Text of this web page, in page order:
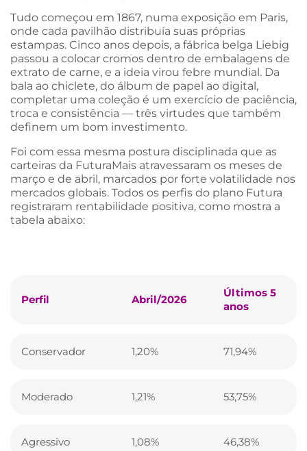
Tudo começou em 1867, numa exposição em Paris,
onde cada pavilhão distribuía suas próprias
estampas. Cinco anos depois, a fábrica belga Liebig
passou a colocar cromos dentro de embalagens de
extrato de carne, e a ideia virou febre mundial. Da
bala ao chiclete, do álbum de papel ao digital,
completar uma coleção é um exercício de paciência,
troca e consistência — três virtudes que também
definem um bom investimento.
Foi com essa mesma postura disciplinada que as
carteiras da FuturaMais atravessaram os meses de
março e de abril, marcados por forte volatilidade nos
mercados globais. Todos os perfis do plano Futura
registraram rentabilidade positiva, como mostra a
tabela abaixo:
Perfil Abril/2026
Últimos 5
anos
Conservador 1,20% 71,94%
Moderado 1,21% 53,75%
Agressivo 1,08% 46,38%